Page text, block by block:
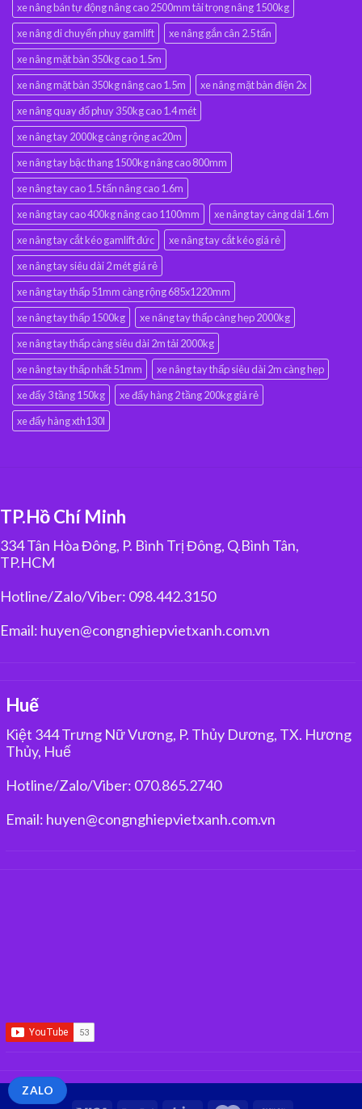
xe nâng bán tự động nâng cao 2500mm tải trọng nâng 1500kg
xe nâng di chuyển phuy gamlift
xe nâng gắn cân 2.5 tấn
xe nâng mặt bàn 350kg cao 1.5m
xe nâng mặt bàn 350kg nâng cao 1.5m
xe nâng mặt bàn điện 2x
xe nâng quay đổ phuy 350kg cao 1.4 mét
xe nâng tay 2000kg càng rộng ac20m
xe nâng tay bậc thang 1500kg nâng cao 800mm
xe nâng tay cao 1.5 tấn nâng cao 1.6m
xe nâng tay cao 400kg nâng cao 1100mm
xe nâng tay càng dài 1.6m
xe nâng tay cắt kéo gamlift đức
xe nâng tay cắt kéo giá rẻ
xe nâng tay siêu dài 2 mét giá rẻ
xe nâng tay thấp 51mm càng rộng 685x1220mm
xe nâng tay thấp 1500kg
xe nâng tay thấp càng hẹp 2000kg
xe nâng tay thấp càng siêu dài 2m tải 2000kg
xe nâng tay thấp nhất 51mm
xe nâng tay thấp siêu dài 2m càng hẹp
xe đẩy 3 tầng 150kg
xe đẩy hàng 2 tầng 200kg giá rẻ
xe đẩy hàng xth130l
TP.Hồ Chí Minh
334 Tân Hòa Đông, P. Bình Trị Đông, Q.Bình Tân,
TP.HCM
Hotline/Zalo/Viber: 098.442.3150
Email: huyen@congnghiepvietxanh.com.vn
Huế
Kiệt 344 Trưng Nữ Vương, P. Thủy Dương, TX. Hương
Thủy, Huế
Hotline/Zalo/Viber: 070.865.2740
Email: huyen@congnghiepvietxanh.com.vn
ZALO